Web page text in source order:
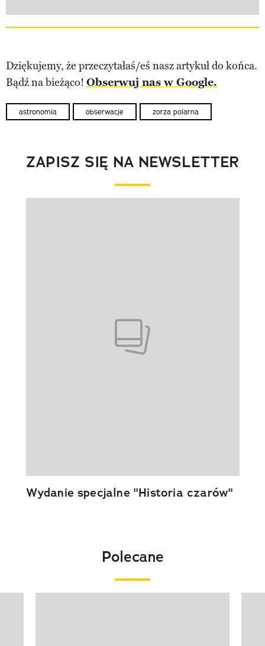
Dziękujemy, że przeczytałaś/eś nasz artykuł do końca.
Bądź na bieżąco! Obserwuj nas w Google.
astronomia obserwacje zorza polarna
ZAPISZ SIĘ NA NEWSLETTER
Wydanie specjalne "Historia czarów"
Polecane